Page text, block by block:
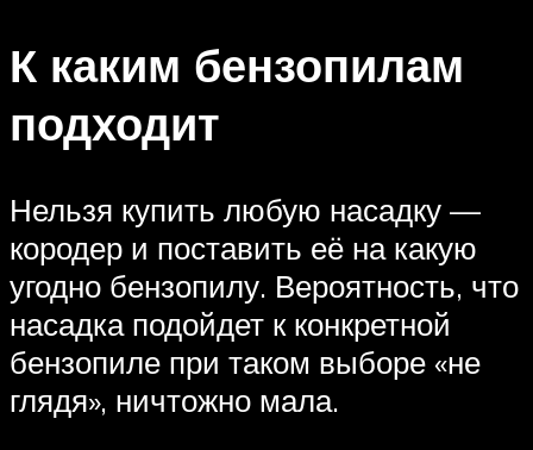
К каким бензопилам
подходит
Нельзя купить любую насадку —
кородер и поставить её на какую
угодно бензопилу. Вероятность, что
насадка подойдет к конкретной
бензопиле при таком выборе «не
глядя», ничтожно мала.